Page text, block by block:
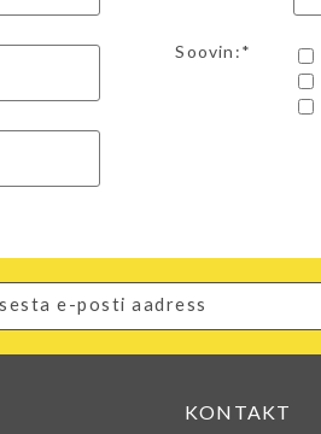
Soovin:*
KONTAKT